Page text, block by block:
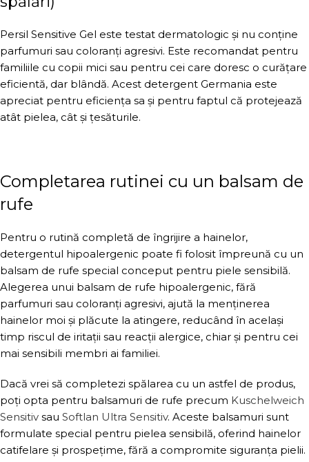
Persil Sensitive Gel este testat dermatologic și nu conține
parfumuri sau coloranți agresivi. Este recomandat pentru
familiile cu copii mici sau pentru cei care doresc o curățare
eficientă, dar blândă. Acest detergent Germania este
apreciat pentru eficiența sa și pentru faptul că protejează
atât pielea, cât și țesăturile.
Completarea rutinei cu un balsam de
rufe
Pentru o rutină completă de îngrijire a hainelor,
detergentul hipoalergenic poate fi folosit împreună cu un
balsam de rufe special conceput pentru piele sensibilă.
Alegerea unui balsam de rufe hipoalergenic, fără
parfumuri sau coloranți agresivi, ajută la menținerea
hainelor moi și plăcute la atingere, reducând în același
timp riscul de iritații sau reacții alergice, chiar și pentru cei
mai sensibili membri ai familiei.
Dacă vrei să completezi spălarea cu un astfel de produs,
poți opta pentru balsamuri de rufe precum Kuschelweich
Sensitiv sau Softlan Ultra Sensitiv. Aceste balsamuri sunt
formulate special pentru pielea sensibilă, oferind hainelor
catifelare și prospețime, fără a compromite siguranța pielii.